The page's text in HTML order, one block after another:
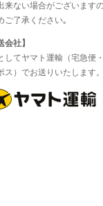
来ない場合がございます
ご了承ください｡
会社】
してヤマト運輸（宅急便
ス）でお送りいたします